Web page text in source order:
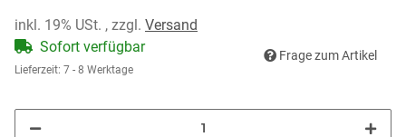
inkl. 19% USt. , zzgl. Versand
Sofort verfügbar
Lieferzeit: 7 - 8 Werktage
Frage zum Artikel